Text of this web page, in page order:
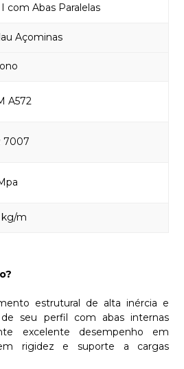
com Abas Paralelas
Açominas
A572
7007
m
estrutural de alta inércia e
de seu perfil com abas internas
excelente desempenho em
rigidez e suporte a cargas